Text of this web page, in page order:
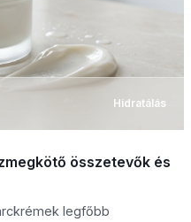
Hidratálás
összetevők és
legfőbb